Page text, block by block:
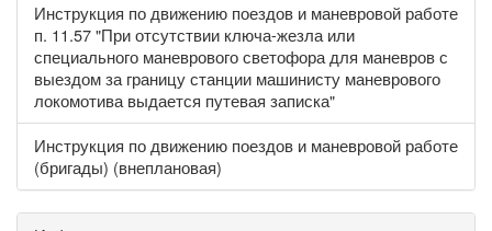
Инструкция по движению поездов и маневровой работе
п. 11.57 "При отсутствии ключа-жезла или
специального маневрового светофора для маневров с
выездом за границу станции машинисту маневрового
локомотива выдается путевая записка"
Инструкция по движению поездов и маневровой работе
(бригады) (внеплановая)